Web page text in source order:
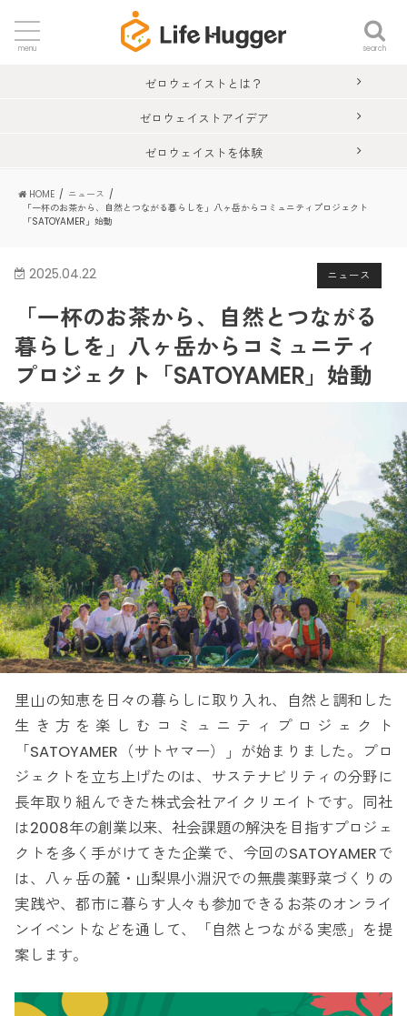
search
menu
ゼロウェイストとは？
ゼロウェイストアイデア
ゼロウェイストを体験
HOME
ニュース
「一杯のお茶から、自然とつながる暮らしを」八ヶ岳からコミュニティプロジェクト
「SATOYAMER」始動
ニュース
2025.04.22
「一杯のお茶から、自然とつながる
暮らしを」八ヶ岳からコミュニティ
プロジェクト「SATOYAMER」始動
里山の知恵を日々の暮らしに取り入れ、自然と調和した
生き方を楽しむコミュニティプロジェクト
「SATOYAMER（サトヤマー）」が始まりました。プロ
ジェクトを立ち上げたのは、サステナビリティの分野に
長年取り組んできた株式会社アイクリエイトです。同社
は2008年の創業以来、社会課題の解決を目指すプロジェ
クトを多く手がけてきた企業で、今回のSATOYAMERで
は、八ヶ岳の麓・山梨県小淵沢での無農薬野菜づくりの
実践や、都市に暮らす人々も参加できるお茶のオンライ
ンイベントなどを通して、「自然とつながる実感」を提
案します。